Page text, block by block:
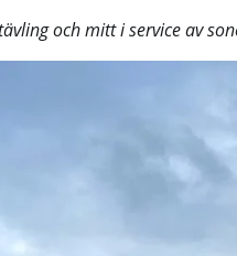
och mitt i service av